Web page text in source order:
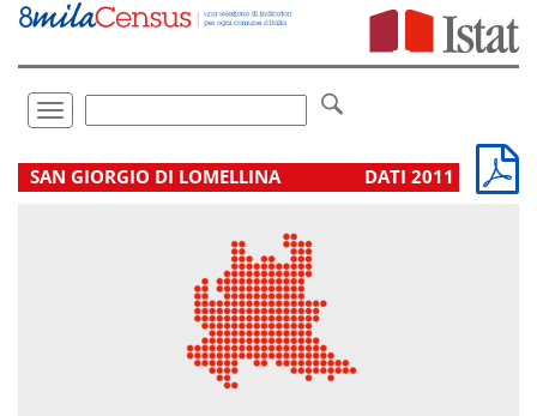
Vai
direttamente
Toggle
navigation
.
SAN GIORGIO DI LOMELLINA DATI 2011